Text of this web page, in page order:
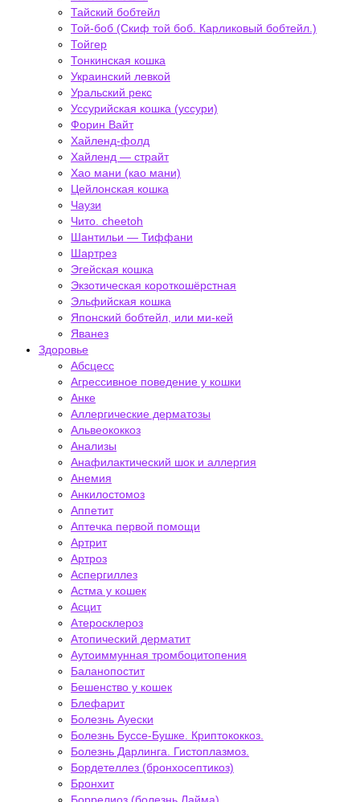
Тайский бобтейл
Той-боб (Скиф той боб. Карликовый бобтейл.)
Тойгер
Тонкинская кошка
Украинский левкой
Уральский рекс
Уссурийская кошка (уссури)
Форин Вайт
Хайленд-фолд
Хайленд — страйт
Хао мани (као мани)
Цейлонская кошка
Чаузи
Чито. cheetoh
Шантильи — Тиффани
Шартрез
Эгейская кошка
Экзотическая короткошёрстная
Эльфийская кошка
Японский бобтейл, или ми-кей
Яванез
Здоровье
Абсцесс
Агрессивное поведение у кошки
Анке
Аллергические дерматозы
Альвеококкоз
Анализы
Анафилактический шок и аллергия
Анемия
Анкилостомоз
Аппетит
Аптечка первой помощи
Артрит
Артроз
Аспергиллез
Астма у кошек
Асцит
Атеросклероз
Атопический дерматит
Аутоиммунная тромбоцитопения
Баланопостит
Бешенство у кошек
Блефарит
Болезнь Ауески
Болезнь Буссе-Бушке. Криптококкоз.
Болезнь Дарлинга. Гистоплазмоз.
Бордетеллез (бронхосептикоз)
Бронхит